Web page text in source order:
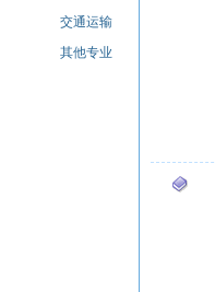
交通运输
其他专业